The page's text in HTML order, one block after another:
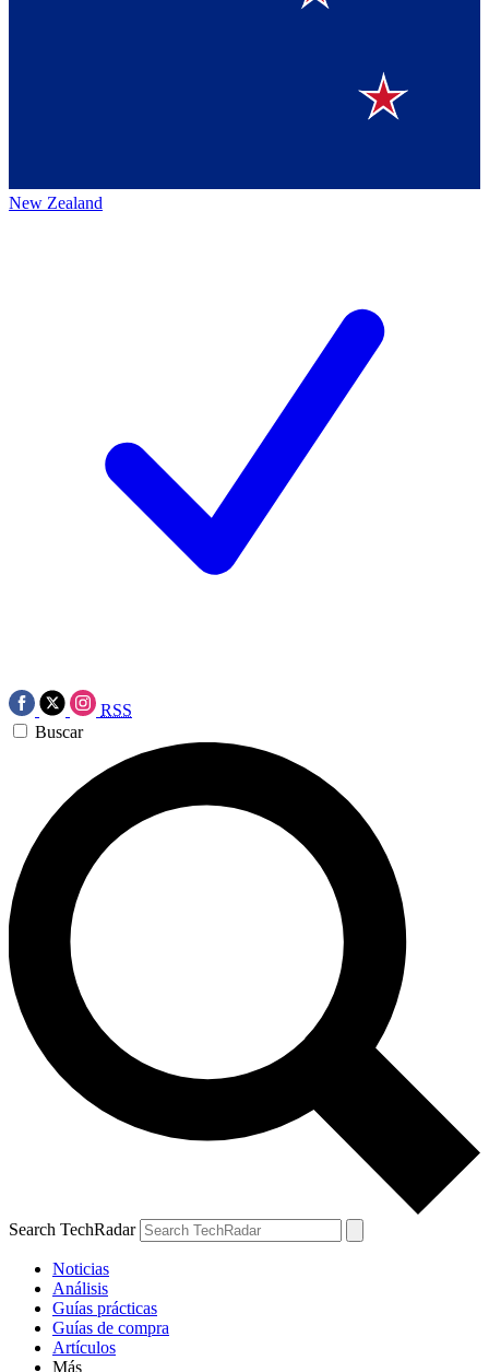
New Zealand
RSS
Buscar
Search TechRadar
Noticias
Análisis
Guías prácticas
Guías de compra
Artículos
Más